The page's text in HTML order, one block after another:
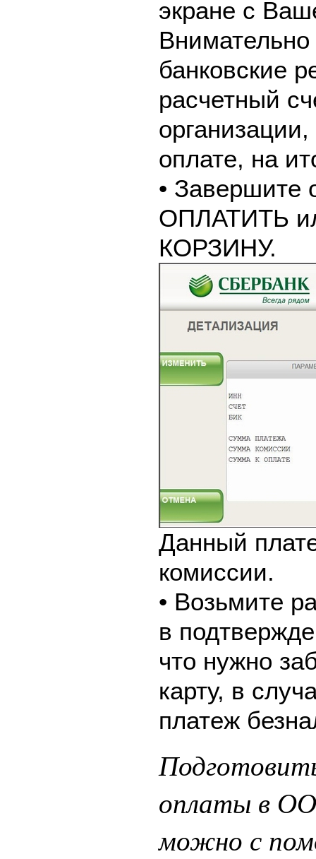
экране с
банковские
расчетный
оплате, на
• Завершите
ОПЛАТИТЬ
КОРЗИНУ.
Данный
комиссии.
• Возьмите
в
что нужно
карту, в
платеж
оплаты в
можно с